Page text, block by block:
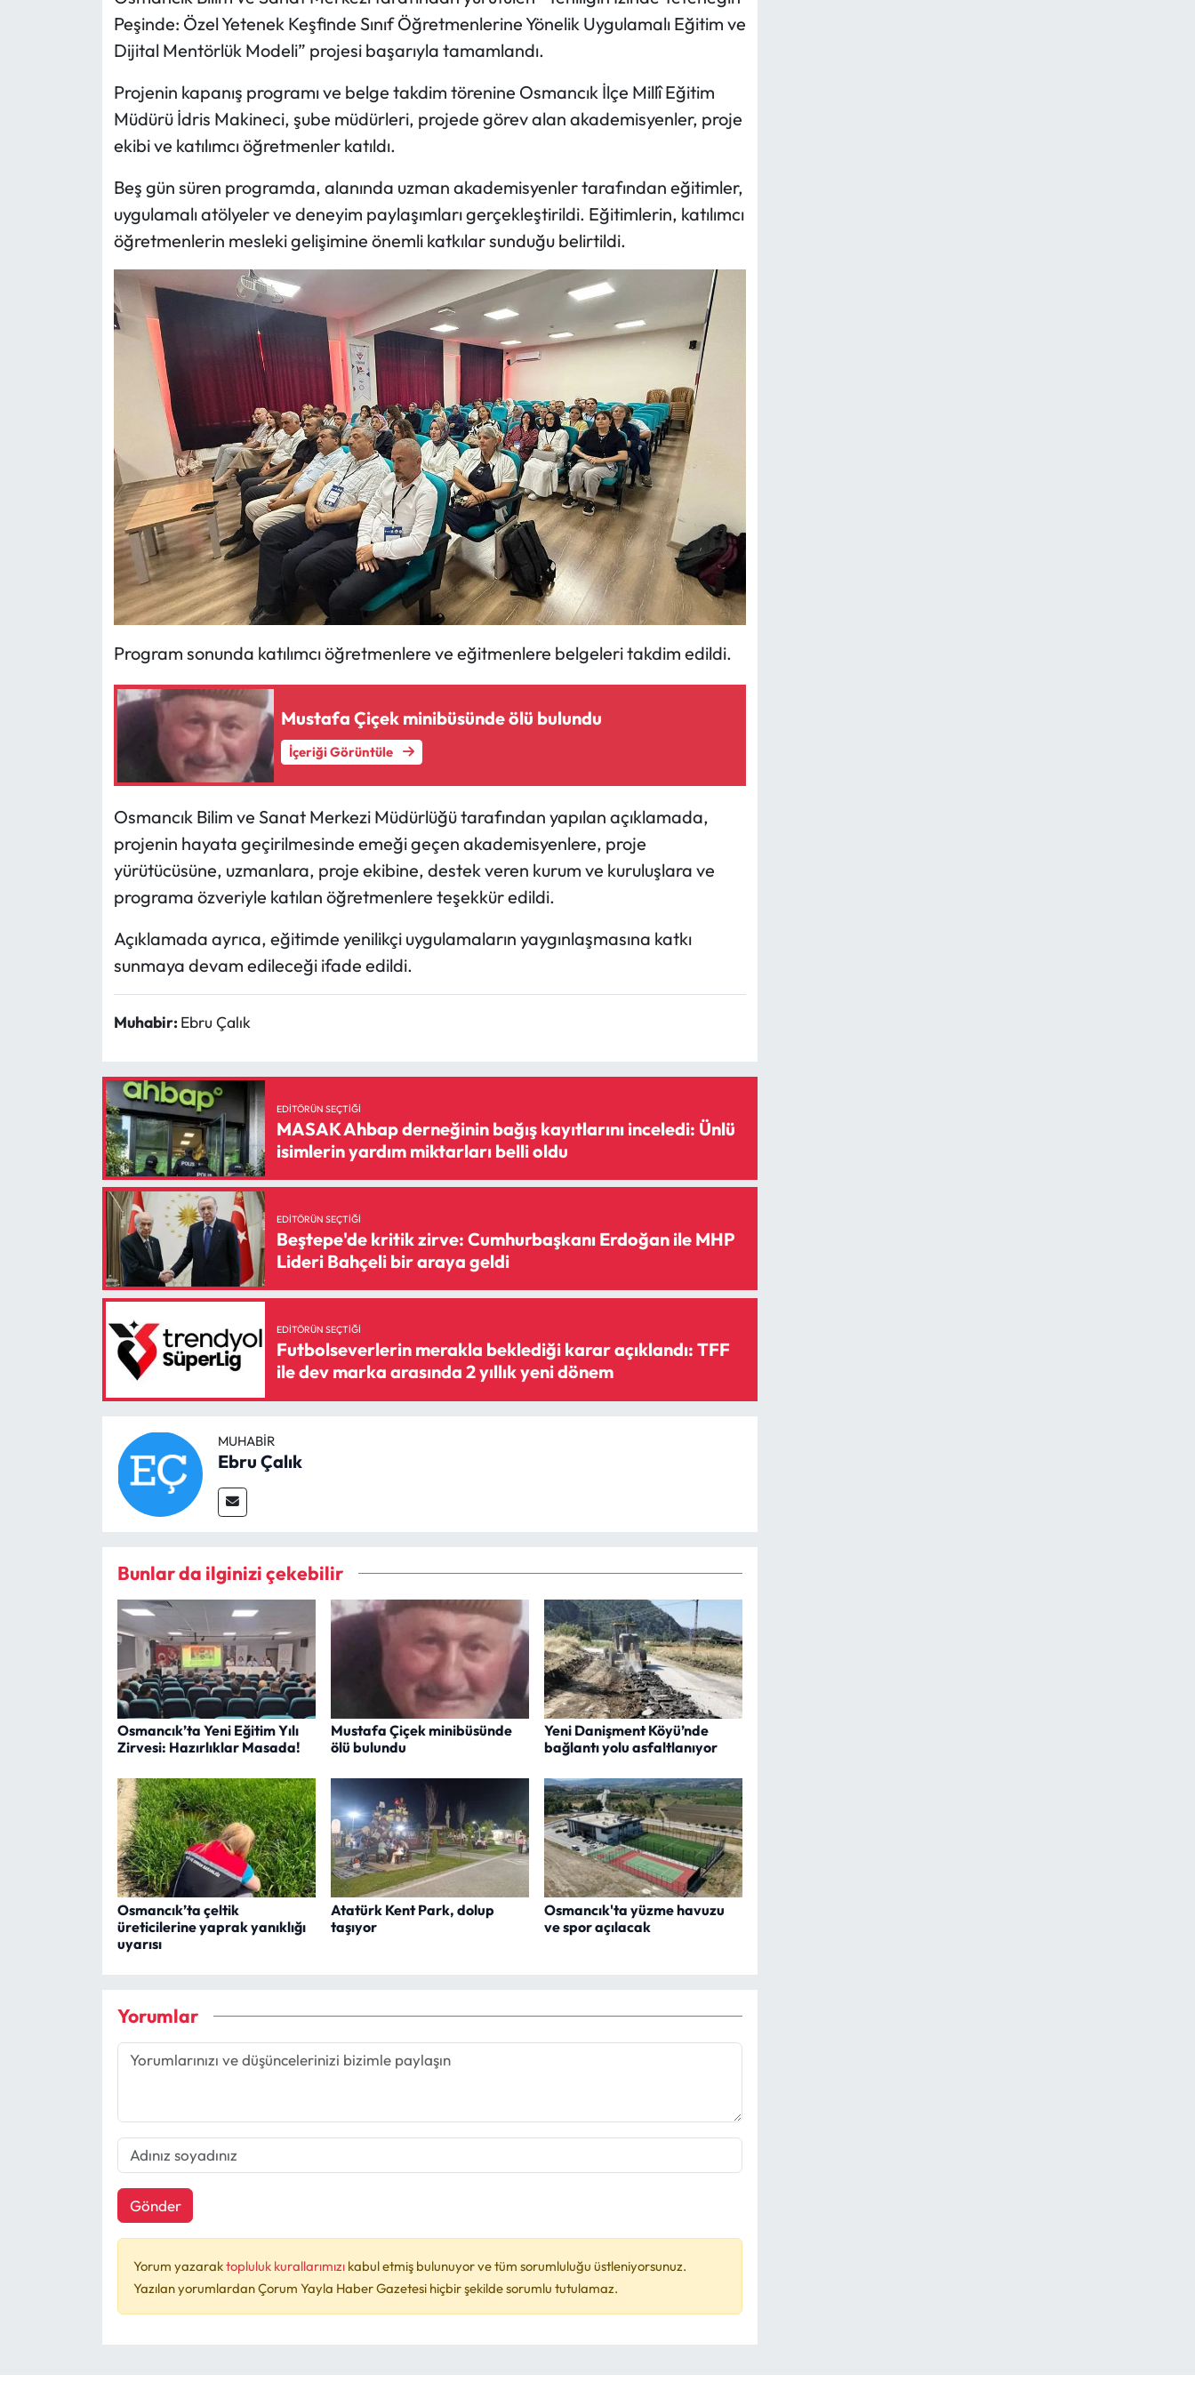
Peşinde: Özel Yetenek Keşfinde Sınıf Öğretmenlerine Yönelik Uygulamalı Eğitim ve
Dijital Mentörlük Modeli” projesi başarıyla tamamlandı.
Projenin kapanış programı ve belge takdim törenine Osmancık İlçe Millî Eğitim
Müdürü İdris Makineci, şube müdürleri, projede görev alan akademisyenler, proje
ekibi ve katılımcı öğretmenler katıldı.
Beş gün süren programda, alanında uzman akademisyenler tarafından eğitimler,
uygulamalı atölyeler ve deneyim paylaşımları gerçekleştirildi. Eğitimlerin, katılımcı
öğretmenlerin mesleki gelişimine önemli katkılar sunduğu belirtildi.
Program sonunda katılımcı öğretmenlere ve eğitmenlere belgeleri takdim edildi.
Mustafa Çiçek minibüsünde ölü bulundu
İçeriği Görüntüle
Osmancık Bilim ve Sanat Merkezi Müdürlüğü tarafından yapılan açıklamada,
projenin hayata geçirilmesinde emeği geçen akademisyenlere, proje
yürütücüsüne, uzmanlara, proje ekibine, destek veren kurum ve kuruluşlara ve
programa özveriyle katılan öğretmenlere teşekkür edildi.
Açıklamada ayrıca, eğitimde yenilikçi uygulamaların yaygınlaşmasına katkı
sunmaya devam edileceği ifade edildi.
Muhabir: Ebru Çalık
EDITÖRÜN SEÇTIĞI
MASAK Ahbap derneğinin bağış kayıtlarını inceledi: Ünlü
isimlerin yardım miktarları belli oldu
EDITÖRÜN SEÇTIĞI
Beştepe'de kritik zirve: Cumhurbaşkanı Erdoğan ile MHP
Lideri Bahçeli bir araya geldi
EDITÖRÜN SEÇTIĞI
Futbolseverlerin merakla beklediği karar açıklandı: TFF
ile dev marka arasında 2 yıllık yeni dönem
MUHABIR
Ebru Çalık
Bunlar da ilginizi çekebilir
Osmancık’ta Yeni Eğitim Yılı
Zirvesi: Hazırlıklar Masada!
Mustafa Çiçek minibüsünde
ölü bulundu
Yeni Danişment Köyü’nde
bağlantı yolu asfaltlanıyor
Osmancık’ta çeltik
üreticilerine yaprak yanıklığı
uyarısı
Atatürk Kent Park, dolup
taşıyor
Osmancık'ta yüzme havuzu
ve spor açılacak
Yorumlar
Gönder
Yorum yazaraktopluluk kurallarımızı kabul etmiş bulunuyor ve tüm sorumluluğu üstleniyorsunuz.
Yazılan yorumlardan Çorum Yayla Haber Gazetesi hiçbir şekilde sorumlu tutulamaz.
Mecitözü Haberleri
Oğuzlar Haberleri
Ortaköy Haberleri
Osmancık Haberleri
Otomotiv
Resmi İlan
Resmi Reklam
Sungurlu Haberleri
Uğurludağ Haberleri